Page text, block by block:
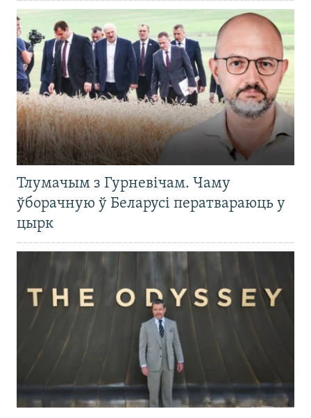
Тлумачым з Гурневічам. Чаму
ўборачную ў Беларусі ператвараюць у
цырк